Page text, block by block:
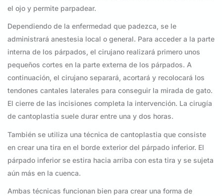
el ojo y permite parpadear.
Dependiendo de la enfermedad que padezca, se le
administrará anestesia local o general. Para acceder a la parte
interna de los párpados, el cirujano realizará primero unos
pequeños cortes en la parte externa de los párpados. A
continuación, el cirujano separará, acortará y recolocará los
tendones cantales laterales para conseguir la mirada de gato.
El cierre de las incisiones completa la intervención. La cirugía
de cantoplastia suele durar entre una y dos horas.
También se utiliza una técnica de cantoplastia que consiste
en crear una tira en el borde exterior del párpado inferior. El
párpado inferior se estira hacia arriba con esta tira y se sujeta
aún más en la cuenca.
Ambas técnicas funcionan bien para crear una forma de